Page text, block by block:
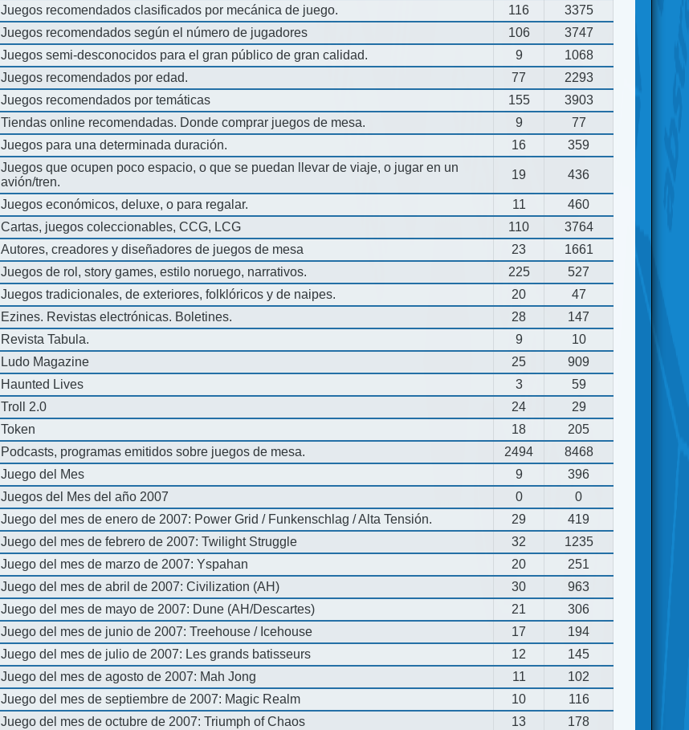
Juegos recomendados clasificados por mecánica de juego. 116
3375
Juegos recomendados según el número de jugadores 106
3747
Juegos semi-desconocidos para el gran público de gran calidad. 9
1068
Juegos recomendados por edad. 77
2293
Juegos recomendados por temáticas 155
3903
Tiendas online recomendadas. Donde comprar juegos de mesa. 9
77
Juegos para una determinada duración. 16 359
Juegos que ocupen poco espacio, o que se puedan llevar de viaje, o jugar en un
avión/tren.
19 436
Juegos económicos, deluxe, o para regalar. 11
460
Cartas, juegos coleccionables, CCG, LCG 110
3764
Autores, creadores y diseñadores de juegos de mesa 23
1661
Juegos de rol, story games, estilo noruego, narrativos. 225
527
Juegos tradicionales, de exteriores, folklóricos y de naipes. 20
47
Ezines. Revistas electrónicas. Boletines. 28
147
Revista Tabula. 9
10
Ludo Magazine 25
909
Haunted Lives 3
59
Troll 2.0 24
29
Token 18
205
Podcasts, programas emitidos sobre juegos de mesa. 2494
8468
Juego del Mes 9
396
Juegos del Mes del año 2007 0
0
Juego del mes de enero de 2007: Power Grid / Funkenschlag / Alta Tensión. 29
419
Juego del mes de febrero de 2007: Twilight Struggle 32
1235
Juego del mes de marzo de 2007: Yspahan 20
251
Juego del mes de abril de 2007: Civilization (AH) 30
963
Juego del mes de mayo de 2007: Dune (AH/Descartes) 21
306
Juego del mes de junio de 2007: Treehouse / Icehouse 17
194
Juego del mes de julio de 2007: Les grands batisseurs 12
145
Juego del mes de agosto de 2007: Mah Jong 11
102
Juego del mes de septiembre de 2007: Magic Realm 10
116
Juego del mes de octubre de 2007: Triumph of Chaos 13
178